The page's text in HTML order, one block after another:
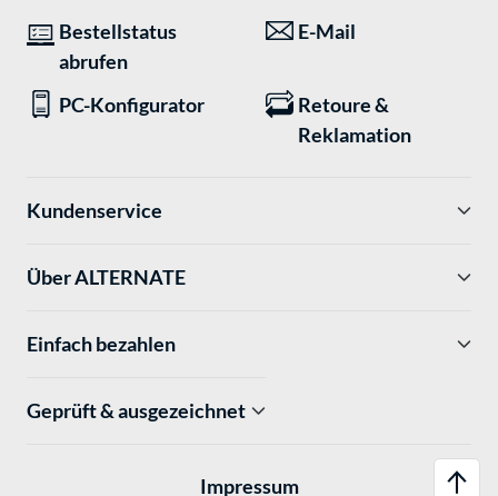
Bestellstatus
abrufen
E-Mail
PC-Konfigurator
Retoure &
Reklamation
Kundenservice
Über ALTERNATE
Einfach bezahlen
Geprüft & ausgezeichnet
Impressum